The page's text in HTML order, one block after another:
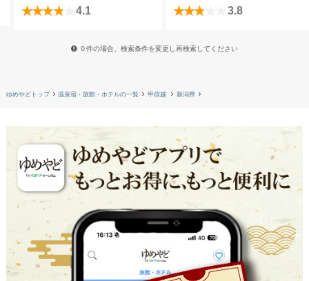
4.1
3.8
０件の場合、検索条件を変更し再検索してください
ゆめやどトップ 温泉宿・旅館・ホテルの一覧 甲信越 新潟県